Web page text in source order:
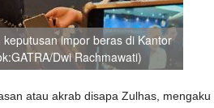
impor beras di Kantor
Dwi Rachmawati)
atau akrab disapa Zulhas, mengaku